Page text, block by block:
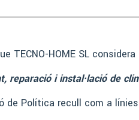
TECNO-HOME SL
reparació i instal·lació de
de Política recull com a